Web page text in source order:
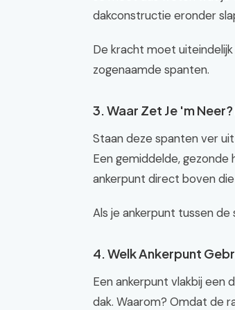
dakconstructie eronder
De kracht moet
zogenaamde spanten.
3. Waar Zet Je 'm
Staan deze spanten ver
Een gemiddelde,
ankerpunt direct boven
Als je ankerpunt tussen de
4. Welk Ankerpunt
Een ankerpunt vlakbij een
dak. Waarom? Omdat de